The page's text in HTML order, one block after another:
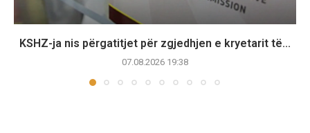
KSHZ-ja nis përgatitjet për zgjedhjen e kryetarit të...
07.08.2026 19:38